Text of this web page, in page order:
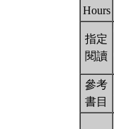
Hours
指定
閱讀
參考
書目